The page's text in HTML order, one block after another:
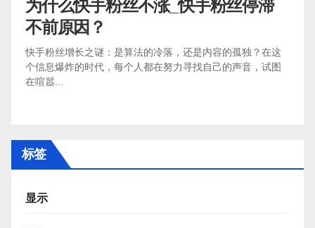
为什么快手粉丝不涨_快手粉丝停滞
不前原因？
快手粉丝增长之谜：是算法的冷落，还是内容的孤独？在这
个信息爆炸的时代，每个人都在努力寻找自己的声音，试图
在喧嚣...
标签
显示